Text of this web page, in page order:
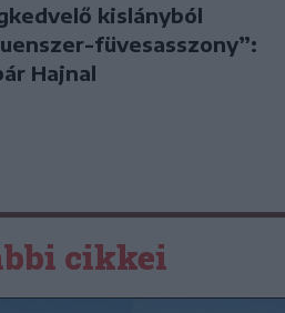
kislányból
füvesasszony”:
Hajnal
cikkei